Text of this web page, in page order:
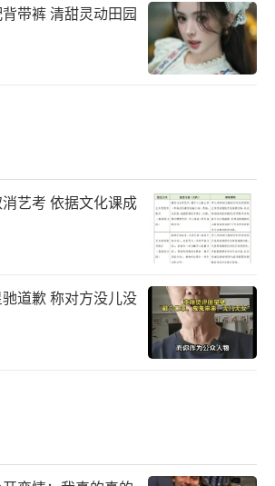
带裤 清甜灵动田园
艺考 依据文化课成
道歉 称对方没儿没